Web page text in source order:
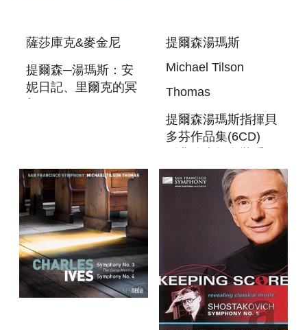
薩莎庫克&麥金尼
提爾森─湯瑪斯：安
妮日記、里爾克的冥
MEDITATIONS ON
提爾森湯瑪斯
Michael Tilson
Thomas
提爾森湯瑪斯指揮貝
多芬作品集(6CD)
列》 MICHAEL
TILSON THOMAS
CONDUCTS
BEETHOVEN (6CD)